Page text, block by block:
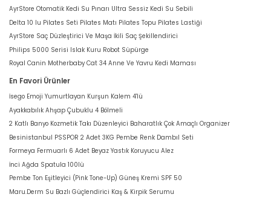
AyrStore Otomatik Kedi Su Pınarı Ultra Sessiz Kedi Su Sebili
Delta 10 lu Pilates Seti Pilates Matı Pilates Topu Pilates Lastiği
AyrStore Saç Düzleştirici Ve Maşa İkili Saç Şekillendirici
Philips 5000 Serisi Islak Kuru Robot Süpürge
Royal Canin Motherbaby Cat 34 Anne Ve Yavru Kedi Maması
En Favori Ürünler
İsego Emoji Yumurtlayan Kurşun Kalem 4'lü
Ayakkabılık Ahşap Çubuklu 4 Bölmeli
2 Katlı Banyo Kozmetik Takı Düzenleyici Baharatlık Çok Amaçlı Organizer
Besinistanbul PSSPOR 2 Adet 3KG Pembe Renk Dambıl Seti
Formeya Fermuarlı 6 Adet Beyaz Yastık Koruyucu Alez
İnci Ağda Spatula 100lü
Pembe Ton Eşitleyici (Pink Tone-Up) Güneş Kremi SPF 50
Maru.Derm Su Bazlı Güçlendirici Kaş & Kirpik Serumu